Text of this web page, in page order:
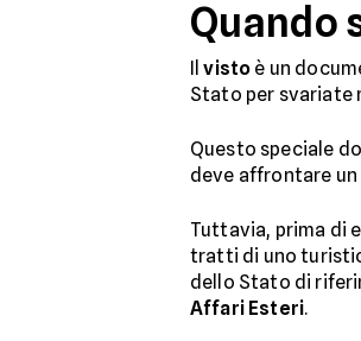
Quando
Ilvisto è un
Stato per svariate
Questo speciale
deve affrontare un
Tuttavia, prima di
tratti di uno
dello Stato di
Affari Esteri.